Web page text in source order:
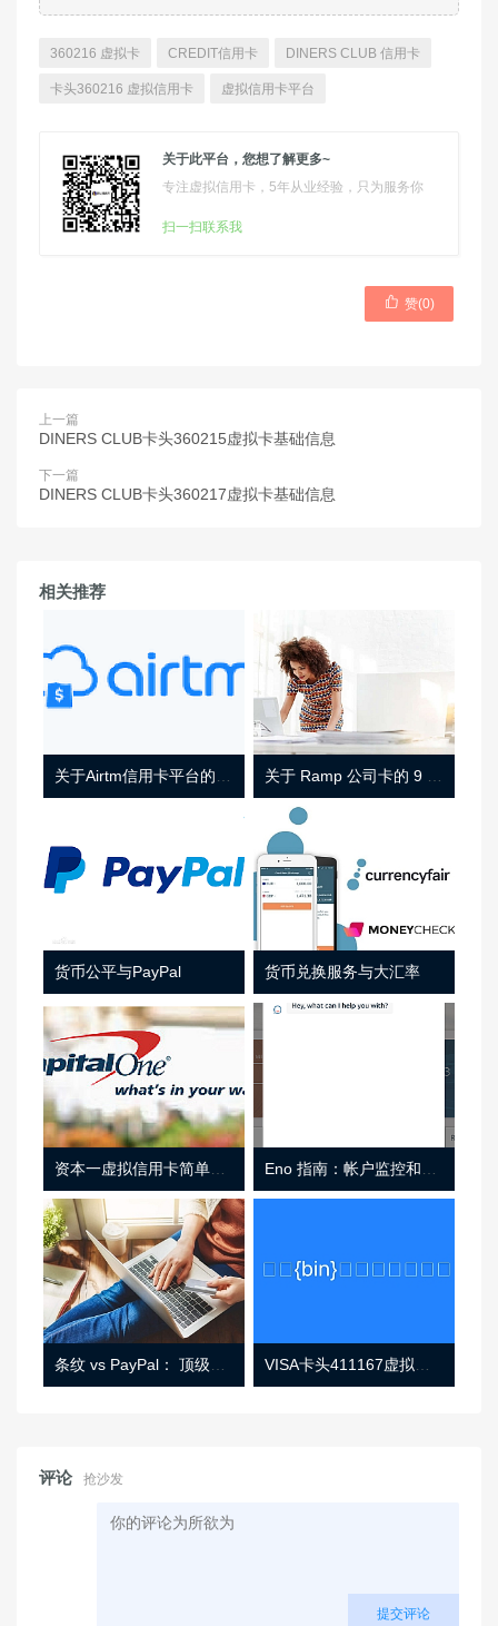
360216 虚拟卡 CREDIT信用卡 DINERS CLUB 信用卡
卡头360216 虚拟信用卡 虚拟信用卡平台
关于此平台，您想了解更多~
专注虚拟信用卡，5年从业经验，只为服务你
扫一扫联系我
 赞(0)
上一篇
DINERS CLUB卡头360215虚拟卡基础信息
下一篇
DINERS CLUB卡头360217虚拟卡基础信息
相关推荐
货币公平与PayPal 货币兑换服务与大汇率
资本一虚拟信用卡简单介绍
条纹 vs PayPal： 顶级功能， 定价 （和更多！ VISA卡头411167虚拟卡基础信息
评论 抢沙发
提交评论